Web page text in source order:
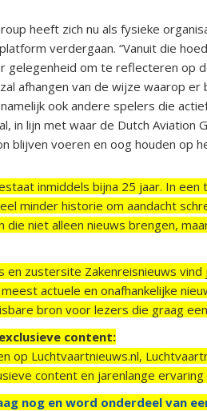
heeft zich nu als fysieke
verdergaan. “Vanuit die
gelegenheid om te reflecteren op
afhangen van de wijze waarop
ook andere spelers die
in lijn met waar de Dutch Aviation
blijven voeren en oog houden op
inmiddels bijna 25 jaar. In
minder historie om aandacht
die niet alleen nieuws brengen,
en zustersite Zakenreisnieuws
actuele en onafhankelijke
bron voor lezers die graag
content:
op Luchtvaartnieuws.nl,
content en jarenlange
nog en word onderdeel van